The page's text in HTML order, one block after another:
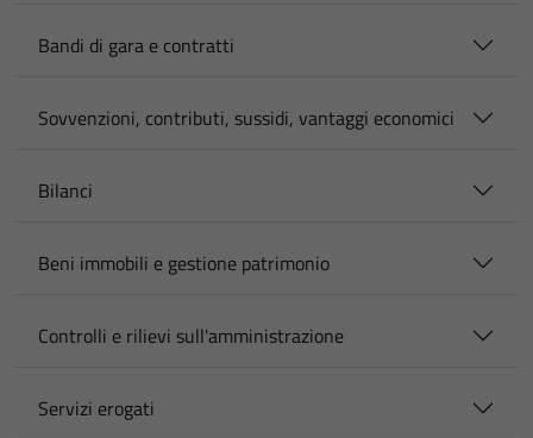
Bandi di gara e contratti
Sovvenzioni, contributi, sussidi, vantaggi economici
Bilanci
Beni immobili e gestione patrimonio
Controlli e rilievi sull'amministrazione
Servizi erogati